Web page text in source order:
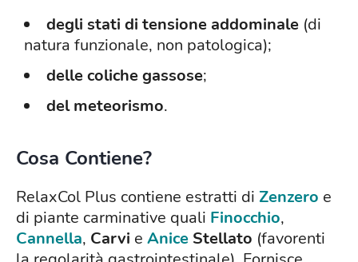
degli stati di tensione addominale (di
natura funzionale, non patologica);
delle coliche gassose;
del meteorismo.
Cosa Contiene?
RelaxCol Plus contiene estratti di Zenzero e
di piante carminative quali Finocchio,
Cannella, Carvi e Anice Stellato (favorenti